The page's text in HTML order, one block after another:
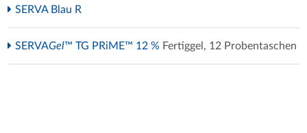
SERVA Blau R
SERVAGel™ TG PRiME™ 12 % Fertiggel, 12 Probentaschen